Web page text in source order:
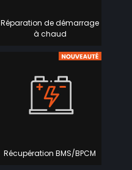
Réparation de démarrage
à chaud
Récupération BMS/BPCM